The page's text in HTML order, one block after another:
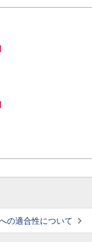
の適合性について